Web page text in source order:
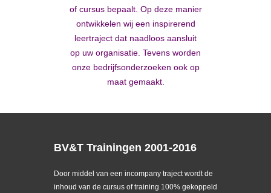
of cursus bepaalt. Op deze manier
ontwikkelen wij een inspirerend
leertraject dat naadloos aansluit
op uw organisatie. Tevens worden
onze bedrijfsonderzoeken ook op
maat gemaakt.
BV&T Trainingen 2001-2016
Door middel van een incompany traject wordt de
inhoud van de cursus of training 100% gekoppeld